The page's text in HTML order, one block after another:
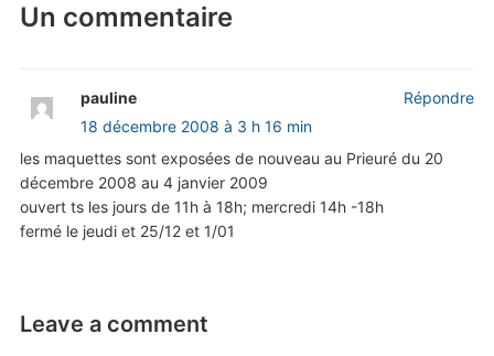
Un commentaire
pauline
18 décembre 2008 à 3 h 16 min
les maquettes sont exposées de nouveau au Prieuré du 20
décembre 2008 au 4 janvier 2009
ouvert ts les jours de 11h à 18h; mercredi 14h -18h
fermé le jeudi et 25/12 et 1/01
Répondre
Leave a comment